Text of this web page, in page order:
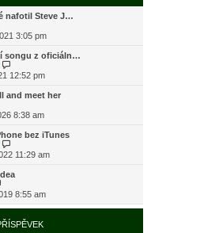
í
ř
í
p
ě
v
k
nafotil Steve J…
o
r
a
z
i
t
p
o
s
e
d
n
p
ř
í
s
ě
3:05 pm
songu z oficiáln…
o
r
z
p
o
s
e
n
í
ř
12:52 pm
and meet her
8:38 am
bez iTunes
o
r
z
t
p
o
11:29 am
o
r
a
z
8:55 am